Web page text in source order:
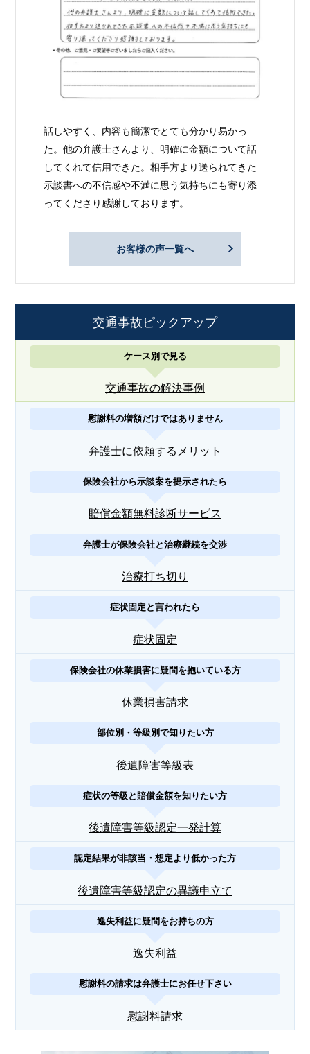
話しやすく、内容も簡潔でとても分かり易かっ
た。他の弁護士さんより、明確に金額について話
してくれて信用できた。相手方より送られてきた
示談書への不信感や不満に思う気持ちにも寄り添
ってくださり感謝しております。
お客様の声一覧へ
交通事故ピックアップ
ケース別で見る
交通事故の解決事例
慰謝料の増額だけではありません
弁護士に依頼するメリット
保険会社から示談案を提示されたら
賠償金額無料診断サービス
弁護士が保険会社と治療継続を交渉
治療打ち切り
症状固定と言われたら
症状固定
保険会社の休業損害に疑問を抱いている方
休業損害請求
部位別・等級別で知りたい方
後遺障害等級表
症状の等級と賠償金額を知りたい方
後遺障害等級認定一発計算
認定結果が非該当・想定より低かった方
後遺障害等級認定の異議申立て
逸失利益に疑問をお持ちの方
逸失利益
慰謝料の請求は弁護士にお任せ下さい
慰謝料請求